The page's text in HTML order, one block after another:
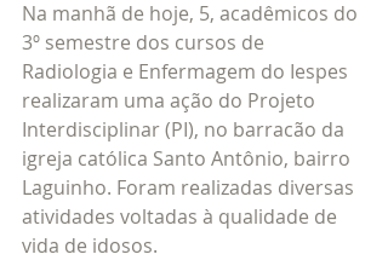
Na manhã de hoje, 5, acadêmicos do
3º semestre dos cursos de
Radiologia e Enfermagem do Iespes
realizaram uma ação do Projeto
Interdisciplinar (PI), no barracão da
igreja católica Santo Antônio, bairro
Laguinho. Foram realizadas diversas
atividades voltadas à qualidade de
vida de idosos.